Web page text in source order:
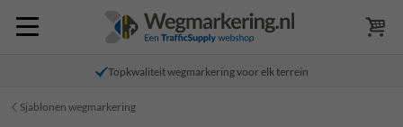
Topkwaliteit wegmarkering voor elk terrein
Sjablonen wegmarkering